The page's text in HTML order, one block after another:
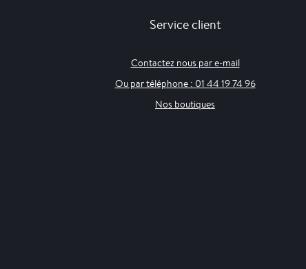
Service client
Contactez nous par e-mail
Ou par téléphone : 01 44 19 74 96
Nos boutiques